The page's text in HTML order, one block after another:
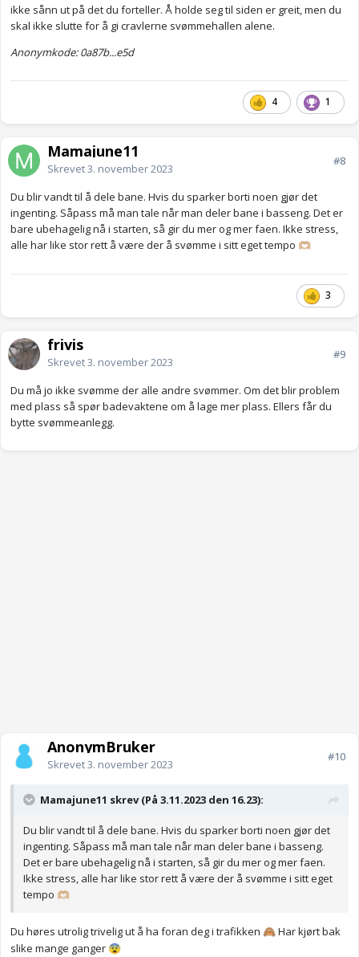
ikke sånn ut på det du forteller. Å holde seg til siden er greit, men du
skal ikke slutte for å gi cravlerne svømmehallen alene.
Anonymkode: 0a87b...e5d
4 1
Mamajune11
Skrevet3. november 2023
#8
Du blir vandt til å dele bane. Hvis du sparker borti noen gjør det
ingenting. Såpass må man tale når man deler bane i basseng. Det er
bare ubehagelig nå i starten, så gir du mer og mer faen. Ikke stress,
alle har like stor rett å være der å svømme i sitt eget tempo 🫶🏼
3
frivis
Skrevet3. november 2023
#9
Du må jo ikke svømme der alle andre svømmer. Om det blir problem
med plass så spør badevaktene om å lage mer plass. Ellers får du
bytte svømmeanlegg.
AnonymBruker
Skrevet3. november 2023
#10
Mamajune11 skrev (På 3.11.2023 den 16.23):
Du blir vandt til å dele bane. Hvis du sparker borti noen gjør det
ingenting. Såpass må man tale når man deler bane i basseng.
Det er bare ubehagelig nå i starten, så gir du mer og mer faen.
Ikke stress, alle har like stor rett å være der å svømme i sitt eget
tempo 🫶🏼
Du høres utrolig trivelig ut å ha foran deg i trafikken 🙈 Har kjørt bak
slike mange ganger 😨